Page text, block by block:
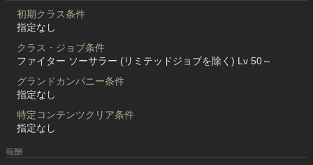
初期クラス条件
指定なし
クラス・ジョブ条件
ファイター ソーサラー (リミテッドジョブを除く) Lv 50～
グランドカンパニー条件
指定なし
特定コンテンツクリア条件
指定なし
報酬